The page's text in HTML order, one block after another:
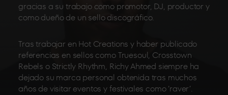
gracias a su trabajo como promotor, DJ, productor y
como dueño de un sello discográfico.
Tras trabajar en Hot Creations y haber publicado
referencias en sellos como Truesoul, Crosstown
Rebels o Strictly Rhythm, Richy Ahmed siempre ha
dejado su marca personal obtenida tras muchos
años de visitar eventos y festivales como ‘raver’.